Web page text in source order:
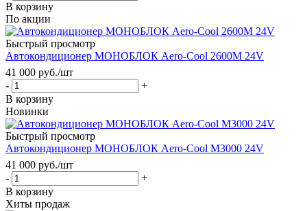
В корзину
По акции
Быстрый просмотр
Автокондиционер МОНОБЛОК Aero-Cool 2600M 24V
41 000 руб./шт
-
+
В корзину
Новинки
Быстрый просмотр
Автокондиционер МОНОБЛОК Aero-Cool M3000 24V
41 000 руб./шт
-
+
В корзину
Хиты продаж